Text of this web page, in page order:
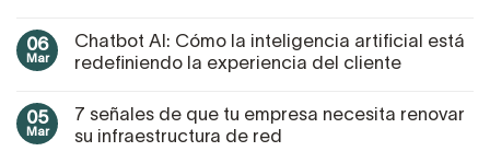
06
Mar
Chatbot AI: Cómo la inteligencia artificial está
redefiniendo la experiencia del cliente
05
Mar
7 señales de que tu empresa necesita renovar
su infraestructura de red